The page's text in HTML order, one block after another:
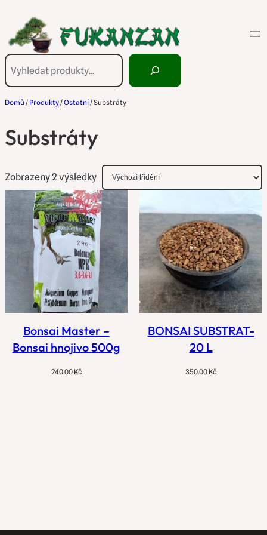
obsah
Hledání
Domů / Produkty/Ostatní/ Substráty
Substráty
Zobrazeny 2 výsledky
Bonsai Master –
Bonsai hnojivo 500g
240.00 Kč
BONSAI SUBSTRAT-
20 L
350.00 Kč